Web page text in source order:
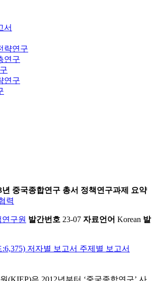
서
략연구
연구
연구
년 중국종합연구 총서 정책연구과제 요약
력
구원 발간번호 23-07 자료언어 Korean 발
저자별 보고서 주제별 보고서